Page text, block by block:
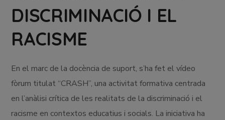
DISCRIMINACIÓ I EL
RACISME
En el marc de la docència de suport, s’ha fet el vídeo
fòrum titulat “CRASH”, una activitat formativa centrada
en l’anàlisi crítica de les realitats de la discriminació i el
racisme en contextos educatius i socials. La iniciativa ha